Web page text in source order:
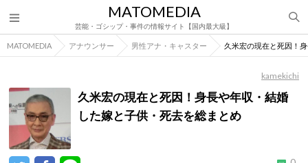
MATOMEDIA
芸能・ゴシップ・事件の情報サイト【国内最大級】
MATOMEDIA アナウンサー 男性アナ・キャスター 久米宏の現在と死因！
kamekichi
久米宏の現在と死因！身長や年収・結婚
した嫁と子供・死去を総まとめ